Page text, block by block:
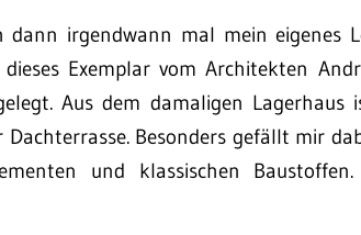
dann irgendwann mal mein eigenes
dieses Exemplar vom Architekten
Aus dem damaligen Lagerhaus
Besonders gefällt mir
und klassischen